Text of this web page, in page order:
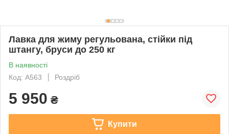
Лавка для жиму регульована, стійки під
штангу, бруси до 250 кг
В наявності
Код: А563
Роздріб
5 950 ₴
Купити